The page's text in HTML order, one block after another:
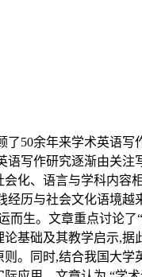
了50余年来学术英语写
语写作研究逐渐由关注
会化、语言与学科内容
经历与社会文化语境越
而生。文章重点讨论了
论基础及其教学启示,据
。同时,结合我国大学